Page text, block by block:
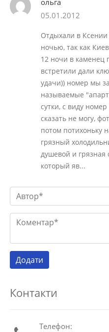
05.01.2012
Отдыхали в
ночью, так как
12 ночи в каменец
встретили дали
удачи)) номер мы
называемые
сутки, с виду
сказать не могу,
потом потихоньку
грязный
душевой и грязная
который яв...
Контакти
Телефон: